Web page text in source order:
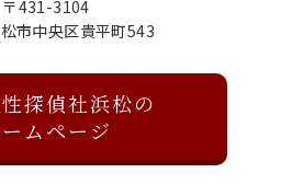
〒431-3104
市中央区貴平町543
探偵社浜松の
ムページ